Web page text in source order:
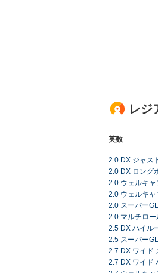
レジ
英数
2.0 DX ジャス
2.0 DX ロング
2.0 ウェルキ
2.0 ウェルキ
2.0 スーパー
2.0 マルチロ
2.5 DX ハイル
2.5 スーパー
2.7 DX ワイド
2.7 DX ワイド